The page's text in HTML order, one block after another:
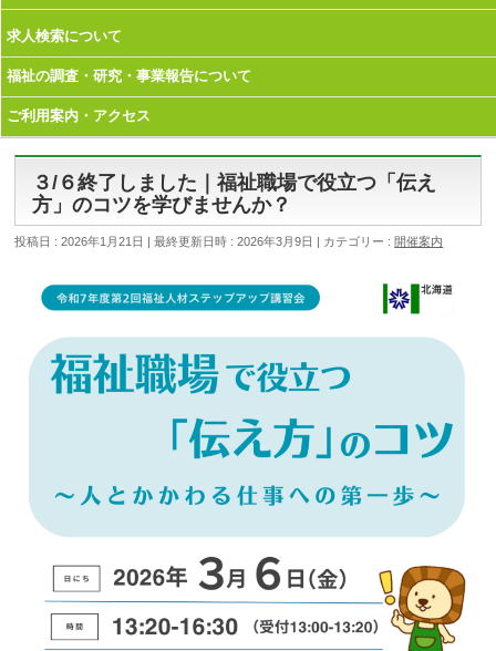
求人検索について
福祉の調査・研究・ 事業報告について
ご利用案内・ アクセス
３/６終了しました｜福祉職場で役立つ「伝え
方」のコツを学びませんか？
投稿日 : 2026年1月21日 最終更新日時 : 2026年3月9日 カテゴリー : 開催案内